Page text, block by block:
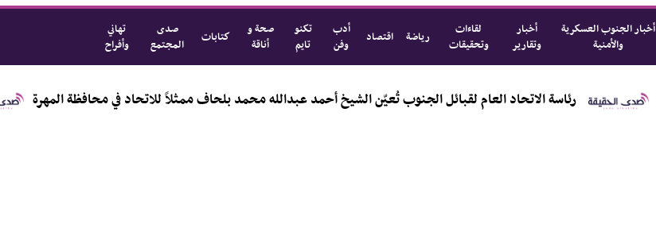
أخبار الجنوب العسكرية
والأمنية
أخبار
وتقارير
لقاءات
وتحقيقات
رياضة اقتصاد
أدب
وفن
تكنو
تايم
صحة و
أناقة
كتابات
صدى
المجتمع
تهاني
وأفراح
رئاسة الاتحاد العام لقبائل الجنوب تُعيّن الشيخ أحمد عبدالله محمد بلحاف ممثلاً للاتحاد في محافظة المهرة